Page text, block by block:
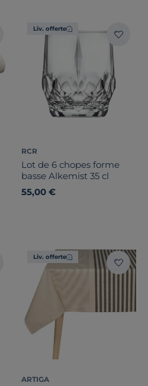
Liv. offerte
RCR
Lot de 6 chopes forme
basse Alkemist 35 cl
55,00 €
Liv. offerte
ARTIGA